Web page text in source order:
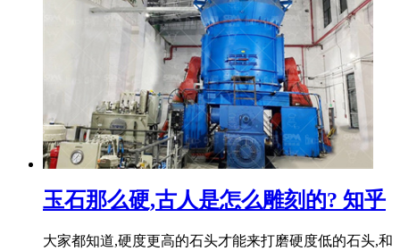
玉石那么硬,古人是怎么雕刻的? 知乎
大家都知道,硬度更高的石头才能来打磨硬度低的石头,和